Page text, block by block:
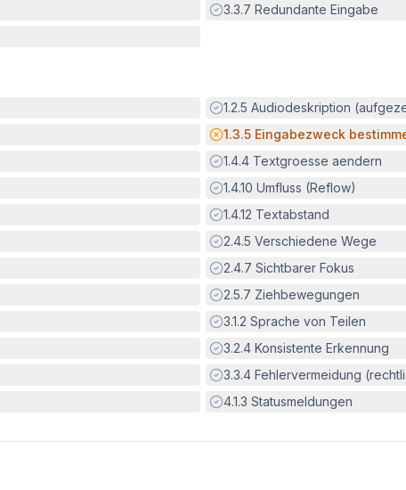
Erfüllt:
3.3.7 Redundante Eingabe
Erfüllt:
1.2.5 Audiodeskription
Potenzielle Barriere:
1.3.5 Eingabezweck
Erfüllt:
1.4.4 Textgroesse aendern
Erfüllt:
1.4.10 Umfluss (Reflow)
Erfüllt:
1.4.12 Textabstand
Erfüllt:
2.4.5 Verschiedene Wege
Erfüllt:
2.4.7 Sichtbarer Fokus
Erfüllt:
2.5.7 Ziehbewegungen
Erfüllt:
3.1.2 Sprache von Teilen
Erfüllt:
3.2.4 Konsistente Erkennung
Erfüllt:
3.3.4 Fehlervermeidung
Erfüllt:
4.1.3 Statusmeldungen